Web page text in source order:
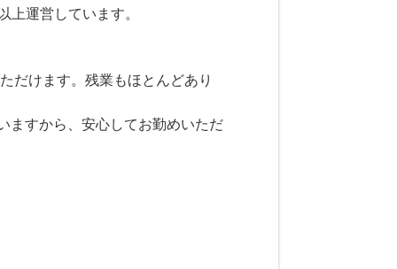
上運営しています。
だけます。残業もほとんどあり
ますから、安心してお勤めいただ